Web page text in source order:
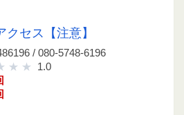
セス【注意】
/ 080-5748-6196
1.0